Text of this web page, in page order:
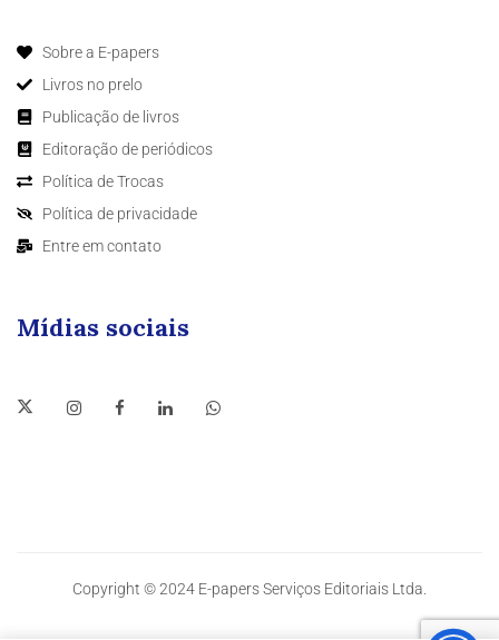
Sobre a E-papers
Livros no prelo
Publicação de livros
Editoração de periódicos
Política de Trocas
Política de privacidade
Entre em contato
Mídias sociais
Copyright © 2024 E-papers Serviços Editoriais Ltda.